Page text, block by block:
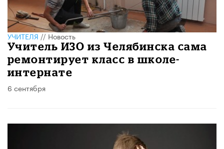
УЧИТЕЛЯ//Новость
Учитель ИЗО из Челябинска сама
ремонтирует класс в школе-
интернате
6 сентября